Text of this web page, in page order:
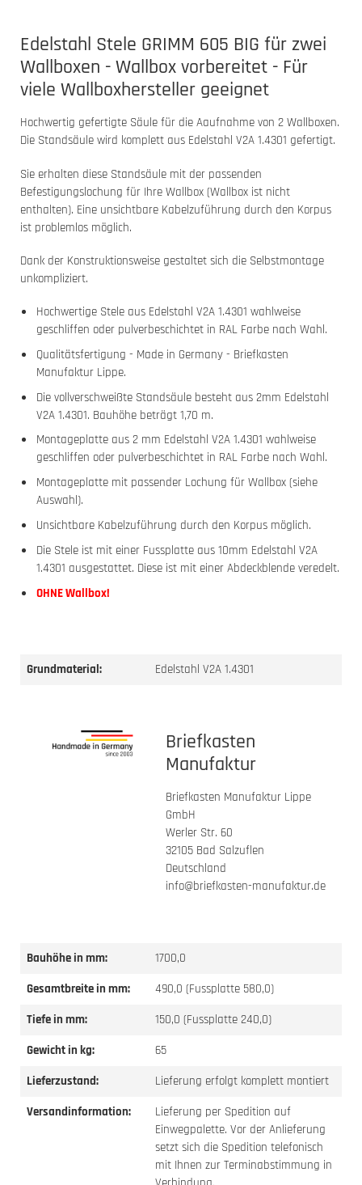
Edelstahl Stele GRIMM 605 BIG für zwei
Wallboxen - Wallbox vorbereitet - Für
viele Wallboxhersteller geeignet
Hochwertig gefertigte Säule für die Aaufnahme von 2 Wallboxen.
Die Standsäule wird komplett aus Edelstahl V2A 1.4301 gefertigt.
Sie erhalten diese Standsäule mit der passenden
Befestigungslochung für Ihre Wallbox (Wallbox ist nicht
enthalten). Eine unsichtbare Kabelzuführung durch den Korpus
ist problemlos möglich.
Dank der Konstruktionsweise gestaltet sich die Selbstmontage
unkompliziert.
Hochwertige Stele aus Edelstahl V2A 1.4301 wahlweise
geschliffen oder pulverbeschichtet in RAL Farbe nach Wahl.
Qualitätsfertigung - Made in Germany - Briefkasten
Manufaktur Lippe.
Die vollverschweißte Standsäule besteht aus 2mm Edelstahl
V2A 1.4301. Bauhöhe beträgt 1,70 m.
Montageplatte aus 2 mm Edelstahl V2A 1.4301 wahlweise
geschliffen oder pulverbeschichtet in RAL Farbe nach Wahl.
Montageplatte mit passender Lochung für Wallbox (siehe
Auswahl).
Unsichtbare Kabelzuführung durch den Korpus möglich.
Die Stele ist mit einer Fussplatte aus 10mm Edelstahl V2A
1.4301 ausgestattet. Diese ist mit einer Abdeckblende veredelt.
OHNE Wallbox!
Grundmaterial: Edelstahl V2A 1.4301
Briefkasten
Manufaktur
Briefkasten Manufaktur Lippe
GmbH
Werler Str. 60
32105 Bad Salzuflen
Deutschland
info@briefkasten-manufaktur.de
Bauhöhe in mm:
1700,0
Gesamtbreite in mm:
490,0 (Fussplatte 580,0)
Tiefe in mm:
150,0 (Fussplatte 240,0)
Gewicht in kg:
65
Lieferzustand:
Lieferung erfolgt komplett montiert
Versandinformation:
Lieferung per Spedition auf
Einwegpalette. Vor der Anlieferung
setzt sich die Spedition telefonisch
mit Ihnen zur Terminabstimmung in